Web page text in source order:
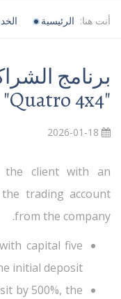
أنت هنا: الرئيسية
برنامج
"Quatro 4x4"
the client with an
trading account
from the company.
capital five
initial deposit.
by 500%, the